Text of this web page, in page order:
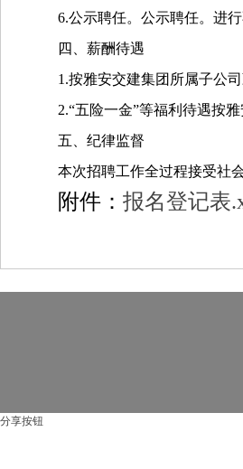
6.公示聘任。 公示聘任。 进
四 、薪酬待遇
1.按雅安交建集团 所属子公司
2.“五险一金”等福利待遇按雅
五、纪律监督
本次招聘工作全过程接受社
附件： 报名登记表
分享按钮